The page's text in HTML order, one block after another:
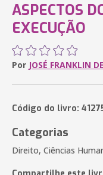
ASPECTOS
EXECUÇÃO
Por JOSÉ FRANKLIN
Código do livro:
Categorias
Direito, Ciências